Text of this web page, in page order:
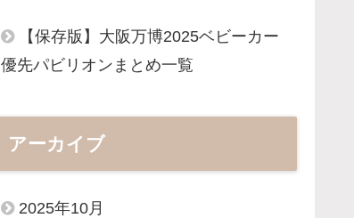
【保存版】大阪万博2025ベビーカー
優先パビリオンまとめ一覧
アーカイブ
2025年10月